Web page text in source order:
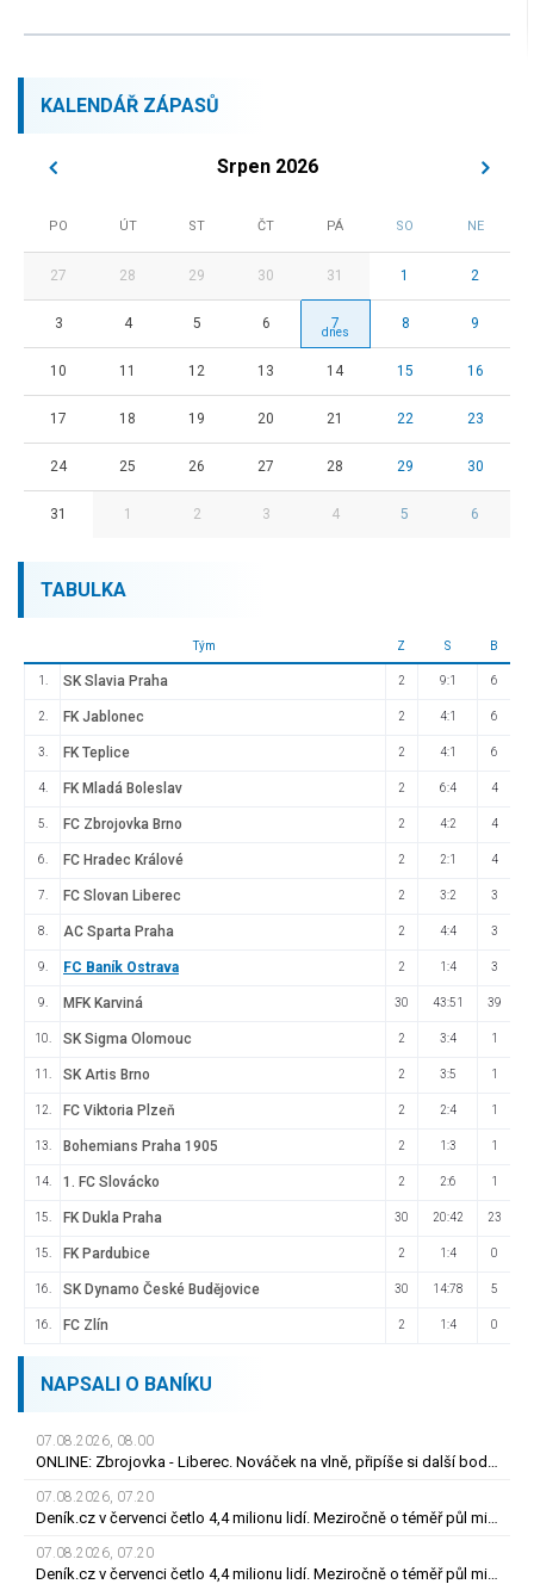
KALENDÁŘ ZÁPASŮ
Srpen 2026
PO ÚT ST ČT PÁ SO NE
27 28 29 30 31 1 2
3 4 5 6 7 8 9
10 11 12 13 14 15 16
17 18 19 20 21 22 23
24 25 26 27 28 29 30
31 1 2 3 4 5 6
TABULKA
Tým Z S B
1. SK Slavia Praha 2 9:1 6
2. FK Jablonec 2 4:1 6
3. FK Teplice 2 4:1 6
4. FK Mladá Boleslav 2 6:4 4
5. FC Zbrojovka Brno 2 4:2 4
6. FC Hradec Králové 2 2:1 4
7. FC Slovan Liberec 2 3:2 3
8. AC Sparta Praha 2 4:4 3
9. FC Baník Ostrava 2 1:4 3
9. MFK Karviná 30 43:51 39
10. SK Sigma Olomouc 2 3:4 1
11. SK Artis Brno 2 3:5 1
12. FC Viktoria Plzeň 2 2:4 1
13. Bohemians Praha 1905 2 1:3 1
14. 1. FC Slovácko 2 2:6 1
15. FK Dukla Praha 30 20:42 23
15. FK Pardubice 2 1:4 0
16. SK Dynamo České Budějovice 30 14:78 5
16. FC Zlín 2 1:4 0
NAPSALI O BANÍKU
07.08.2026, 08.00
ONLINE: Zbrojovka - Liberec. Nováček na vlně, připíše si další body proti favoritovi?
07.08.2026, 07.20
Deník.cz v červenci četlo 4,4 milionu lidí. Meziročně o téměř půl milionu více
07.08.2026, 07.20
Deník.cz v červenci četlo 4,4 milionu lidí. Meziročně o téměř půl milionu více